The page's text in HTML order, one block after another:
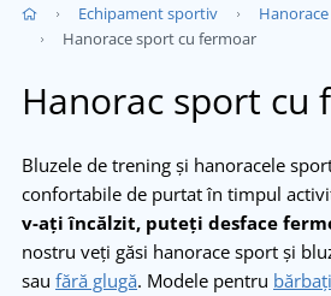
Echipament sportiv
Hanorace sport cu fermoar
Hanorac sport cu
Bluzele de trening și hanoracele
confortabile de purtat în timpul
v-aţi încălzit, puteţi desface
nostru veţi găsi hanorace sport și
sau fără glugă. Modele pentru bărbaţi